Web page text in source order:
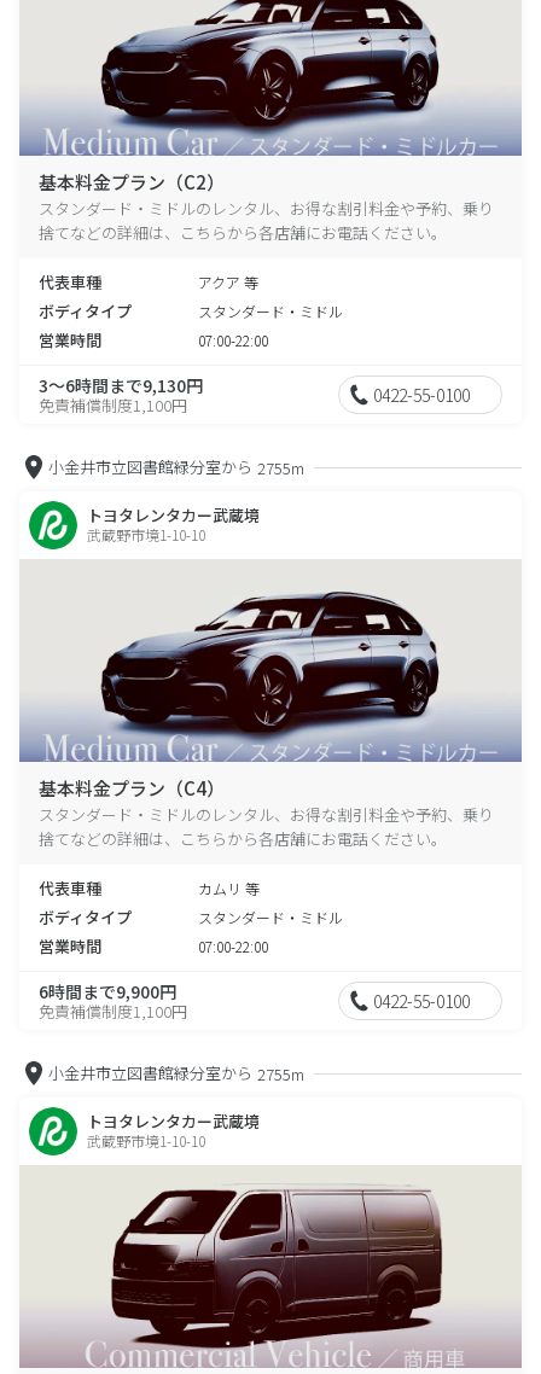
基本料金プラン（C2）
スタンダード・ミドルのレンタル、お得な割引料金や予約、乗り
捨てなどの詳細は、こちらから各店舗にお電話ください。
代表車種 アクア 等
ボディタイプ スタンダード・ミドル
営業時間 07:00-22:00
3～6時間まで9,130円
免責補償制度1,100円 0422-55-0100
小金井市立図書館緑分室から 2755m
トヨタレンタカー武蔵境
武蔵野市境1-10-10
基本料金プラン（C4）
スタンダード・ミドルのレンタル、お得な割引料金や予約、乗り
捨てなどの詳細は、こちらから各店舗にお電話ください。
代表車種 カムリ 等
ボディタイプ スタンダード・ミドル
営業時間 07:00-22:00
6時間まで9,900円
免責補償制度1,100円 0422-55-0100
小金井市立図書館緑分室から 2755m
トヨタレンタカー武蔵境
武蔵野市境1-10-10